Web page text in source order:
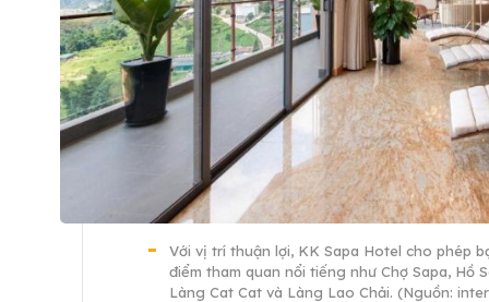
Với vị trí thuận lợi, KK Sapa Hotel cho phép
điểm tham quan nổi tiếng như Chợ Sapa, Hồ
Làng Cat Cat và Làng Lao Chải. (Nguồn: